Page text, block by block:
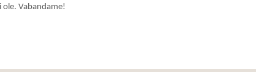
ole. Vabandame!